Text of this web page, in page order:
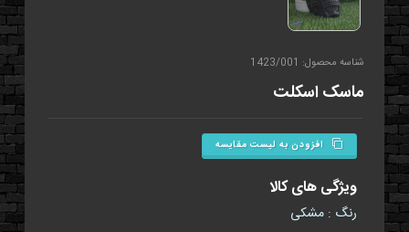
شناسه محصول: 1423/001
ماسک اسکلت
افزودن به لیست مقایسه
ویژگی های کالا
رنگ : مشکی